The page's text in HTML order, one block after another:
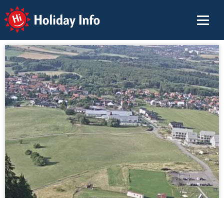
Holiday Info